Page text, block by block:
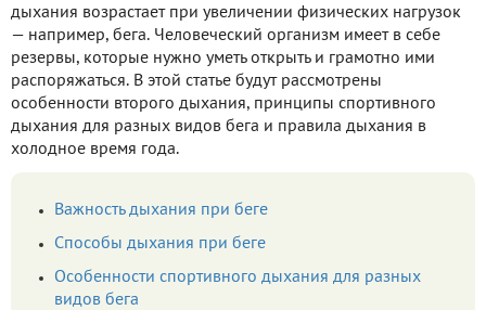
дыхания возрастает при увеличении физических нагрузок
— например, бега. Человеческий организм имеет в себе
резервы, которые нужно уметь открыть и грамотно ими
распоряжаться. В этой статье будут рассмотрены
особенности второго дыхания, принципы спортивного
дыхания для разных видов бега и правила дыхания в
холодное время года.
Важность дыхания при беге
Способы дыхания при беге
Особенности спортивного дыхания для разных
видов бега